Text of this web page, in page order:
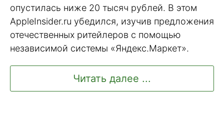
опустилась ниже 20 тысяч рублей. В этом
AppleInsider.ru убедился, изучив предложения
отечественных ритейлеров с помощью
независимой системы «Яндекс.Маркет».
Читать далее ...